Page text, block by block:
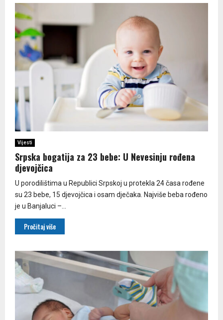
Vijesti
Srpska bogatija za 23 bebe: U Nevesinju rođena
djevojčica
U porodilištima u Republici Srpskoj u protekla 24 časa rođene
su 23 bebe, 15 djevojčica i osam dječaka. Najviše beba rođeno
je u Banjaluci –...
Pročitaj više